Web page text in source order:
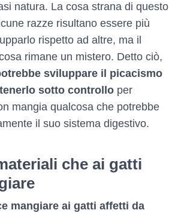
natura. La cosa strana di questo
razze risultano essere più
rispetto ad altre, ma il
rimane un mistero. Detto ciò,
sviluppare il picacismo
sotto controllo per
mangia qualcosa che potrebbe
il suo sistema digestivo.
che ai gatti
mangiare ai gatti affetti da